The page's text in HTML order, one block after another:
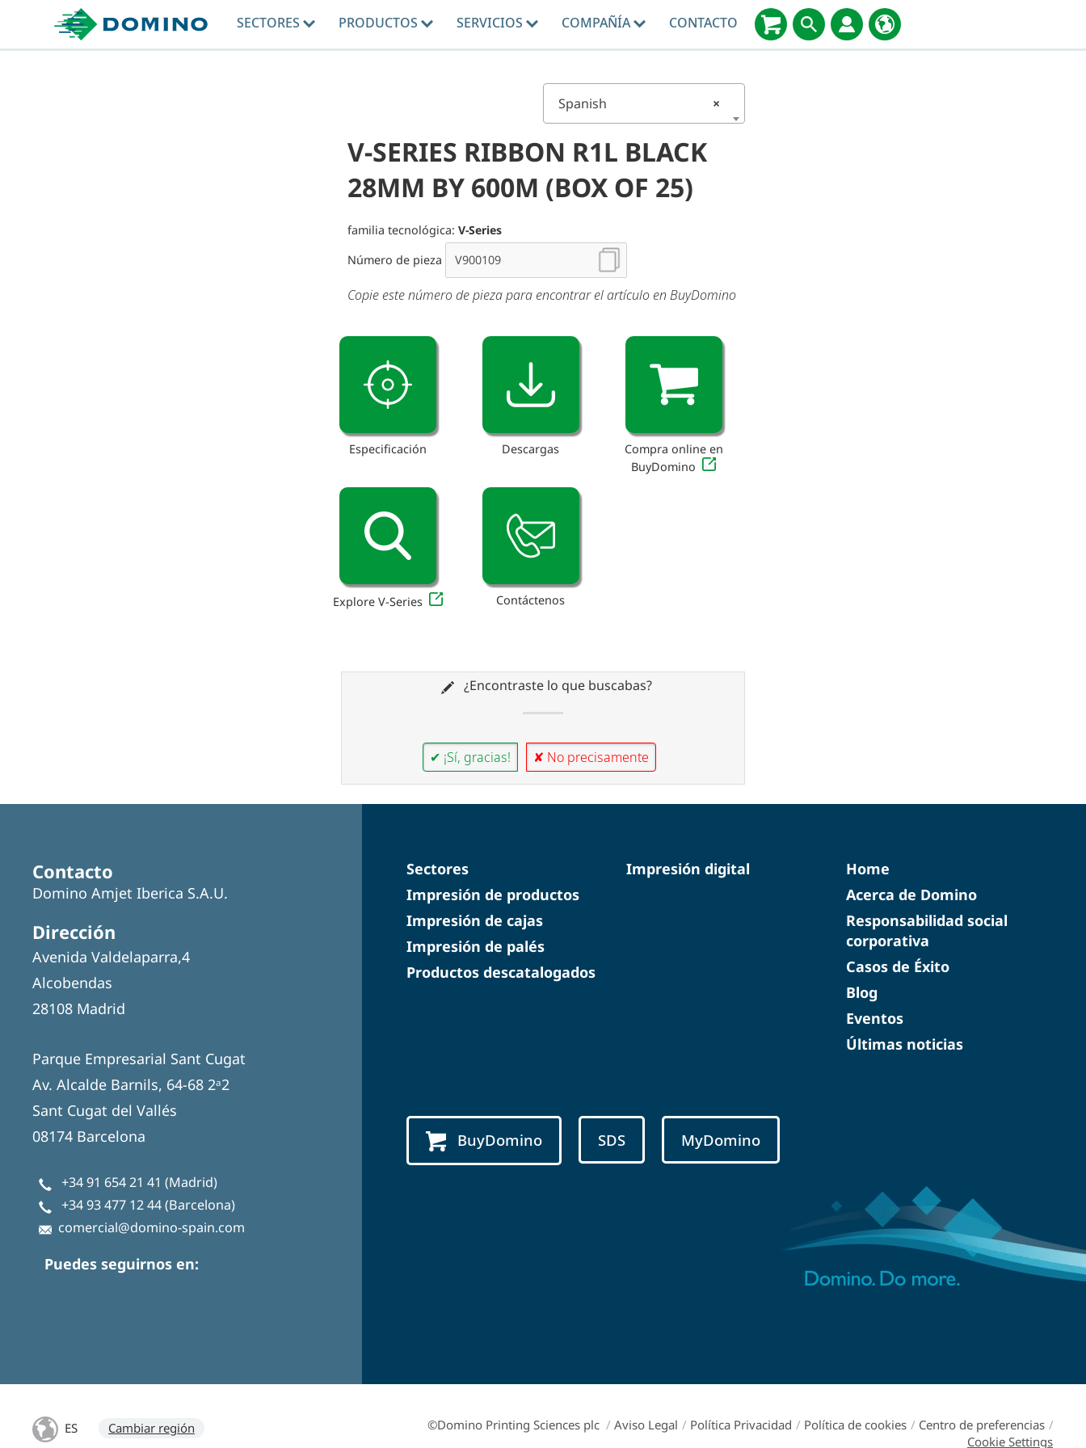
SECTORES PRODUCTOS SERVICIOS COMPAÑÍA CONTACTO
×
Spanish
V-SERIES RIBBON R1L BLACK
28MM BY 600M (BOX OF 25)
familia tecnológica: V-Series
Número de pieza
Copie este número de pieza para encontrar el artículo en BuyDomino
Especificación Descargas
Compra online en
BuyDomino
Explore V-Series Contáctenos
¿Encontraste lo que buscabas?
✔ ¡Sí, gracias! ✘ No precisamente
Contacto
Domino Amjet Iberica S.A.U.
Dirección
Avenida Valdelaparra,4
Alcobendas
28108 Madrid
Parque Empresarial Sant Cugat
Av. Alcalde Barnils, 64-68 2ᵃ2
Sant Cugat del Vallés
08174 Barcelona
+34 91 654 21 41 (Madrid)
+34 93 477 12 44(Barcelona)
comercial@domino-spain.com
Puedes seguirnos en:
Sectores
Impresión de productos
Impresión de cajas
Impresión de palés
Productos descatalogados
Impresión digital
Home
Acerca de Domino
Responsabilidad social
corporativa
Casos de Éxito
Blog
Eventos
Últimas noticias
BuyDomino SDS MyDomino
ES Cambiar región ©Domino Printing Sciences plc / Aviso Legal / Política Privacidad / Política de cookies / Centro de preferencias /
Cookie Settings